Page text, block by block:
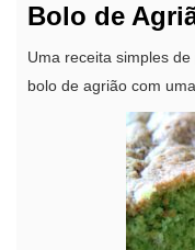
Bolo de
Uma receita simples
bolo de agrião com